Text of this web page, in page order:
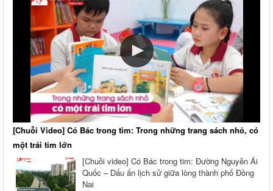
[Chuỗi Video] Có Bác trong tim: Trong những trang sách nhỏ, có
một trái tim lớn
[Chuỗi video] Có Bác trong tim: Đường Nguyễn Ái
Quốc – Dấu ấn lịch sử giữa lòng thành phố Đồng
Nai